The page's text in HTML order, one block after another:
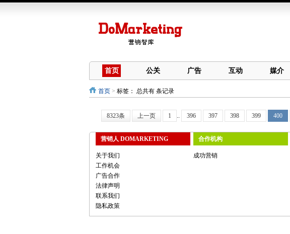
首页 公关 广告 互动 媒介
首页 > 标签： 总共有 条记录
8323条 上一页 1 .. 396 397 398 399 400
营销人 DOMARKETING
关于我们
工作机会
广告合作
法律声明
联系我们
隐私政策
合作机构
成功营销